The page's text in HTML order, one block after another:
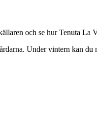
och se hur Tenuta La
Under vintern kan du